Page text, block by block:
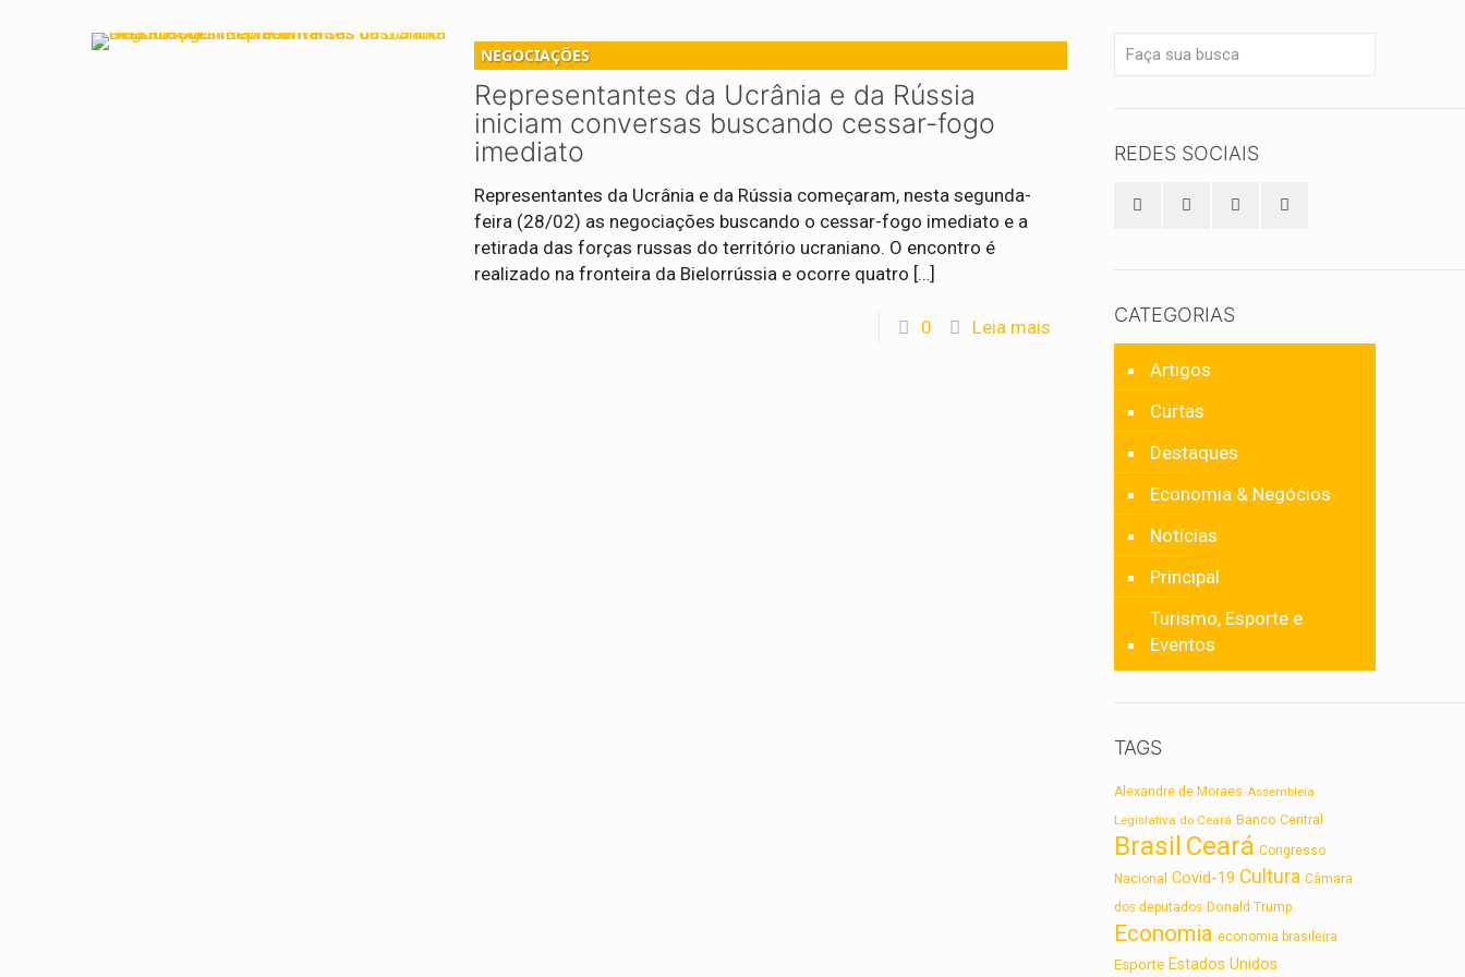
NEGOCIAÇÕES
Representantes da Ucrânia e da Rússia
iniciam conversas buscando cessar-fogo
imediato
Representantes da Ucrânia e da Rússia começaram, nesta segunda-
feira (28/02) as negociações buscando o cessar-fogo imediato e a
retirada das forças russas do território ucraniano. O encontro é
realizado na fronteira da Bielorrússia e ocorre quatro […]
0 Leia mais
REDES SOCIAIS
CATEGORIAS
Artigos
Curtas
Destaques
Economia & Negócios
Notícias
Principal
Turismo, Esporte e
Eventos
TAGS
Alexandre de Moraes Assembleia
Legislativa do Ceará Banco Central
Brasil Ceará Congresso
Nacional
Covid-19 Cultura Câmara
dos deputados Donald Trump
Economia economia brasileira
Esporte Estados Unidos